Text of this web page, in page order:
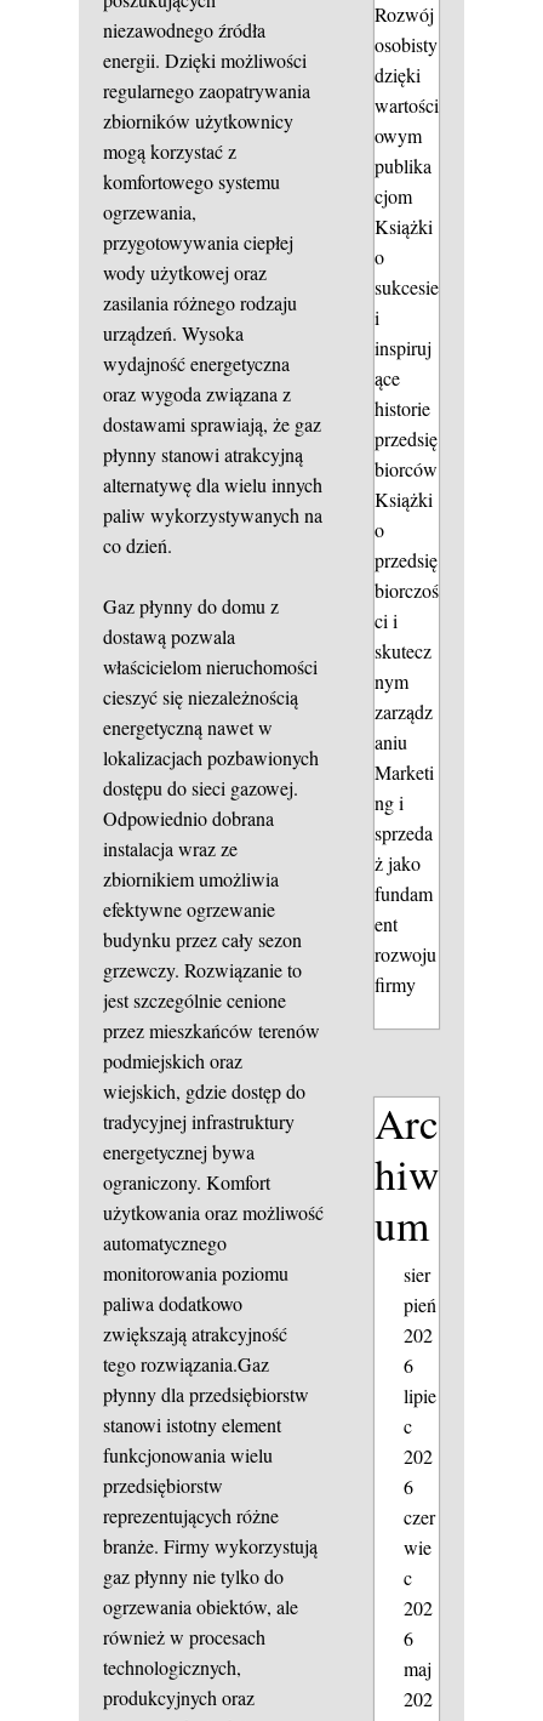
niezawodnego źródła
energii. Dzięki możliwości
regularnego zaopatrywania
zbiorników użytkownicy
mogą korzystać z
komfortowego systemu
ogrzewania,
przygotowywania ciepłej
wody użytkowej oraz
zasilania różnego rodzaju
urządzeń. Wysoka
wydajność energetyczna
oraz wygoda związana z
dostawami sprawiają, że gaz
płynny stanowi atrakcyjną
alternatywę dla wielu innych
paliw wykorzystywanych na
co dzień.
Gaz płynny do domu z
dostawą pozwala
właścicielom nieruchomości
cieszyć się niezależnością
energetyczną nawet w
lokalizacjach pozbawionych
dostępu do sieci gazowej.
Odpowiednio dobrana
instalacja wraz ze
zbiornikiem umożliwia
efektywne ogrzewanie
budynku przez cały sezon
grzewczy. Rozwiązanie to
jest szczególnie cenione
przez mieszkańców terenów
podmiejskich oraz
wiejskich, gdzie dostęp do
tradycyjnej infrastruktury
energetycznej bywa
ograniczony. Komfort
użytkowania oraz możliwość
automatycznego
monitorowania poziomu
paliwa dodatkowo
zwiększają atrakcyjność
tego rozwiązania.Gaz
płynny dla przedsiębiorstw
stanowi istotny element
funkcjonowania wielu
przedsiębiorstw
reprezentujących różne
branże. Firmy wykorzystują
gaz płynny nie tylko do
ogrzewania obiektów, ale
również w procesach
technologicznych,
produkcyjnych oraz
Rozwój
osobisty
dzięki
wartości
owym
publika
cjom
Książki
o
sukcesie
i
inspiruj
ące
historie
przedsię
biorców
Książki
o
przedsię
biorczoś
ci i
skutecz
nym
zarządz
aniu
Marketi
ng i
sprzeda
ż jako
fundam
ent
rozwoju
firmy
Arc
hiw
um
sier
pień
202
6
lipie
c
202
6
czer
wie
c
202
6
maj
202